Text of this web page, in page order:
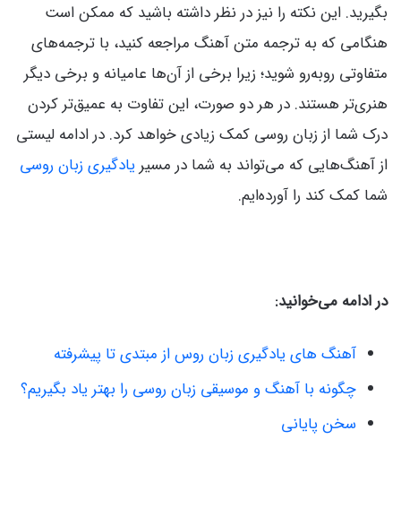
بگیرید. این نکته را نیز در نظر داشته باشید که ممکن است
هنگامی که به ترجمه متن آهنگ مراجعه کنید، با ترجمه‌های
متفاوتی روبه‌رو شوید؛ زیرا برخی از آن‌ها عامیانه و برخی دیگر
هنری‌تر هستند. در هر دو صورت، این تفاوت به عمیق‌تر کردن
درک شما از زبان روسی کمک زیادی خواهد کرد. در ادامه لیستی
از آهنگ‌هایی که می‌تواند به شما در مسیریادگیری زبان روسی
شما کمک کند را آورده‌ایم.
در ادامه می‌خوانید:
آهنگ های یادگیری زبان روس از مبتدی تا پیشرفته
چگونه با آهنگ و موسیقی زبان روسی را بهتر یاد بگیریم؟
سخن پایانی